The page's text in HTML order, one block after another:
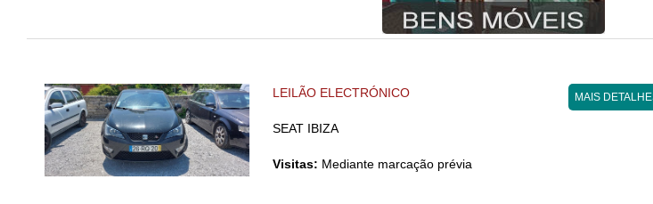
LEILÃO ELECTRÓNICO MAIS
SEAT IBIZA
Visitas: Mediante marcação prévia